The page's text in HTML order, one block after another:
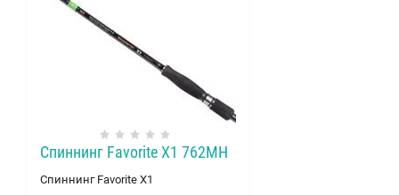
Спиннинг Favorite X1 762MH
Спиннинг Favorite X1